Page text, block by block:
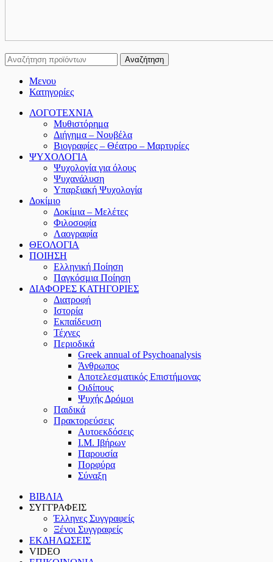
Αναζήτηση
Μενου
Κατηγορίες
ΛΟΓΟΤΕΧΝΙΑ
Μυθιστόρημα
Διήγημα – Νουβέλα
Βιογραφίες – Θέατρο – Μαρτυρίες
ΨΥΧΟΛΟΓΙΑ
Ψυχολογία για όλους
Ψυχανάλυση
Υπαρξιακή Ψυχολογία
Δοκίμιο
Δοκίμια – Μελέτες
Φιλοσοφία
Λαογραφία
ΘΕΟΛΟΓΙΑ
ΠΟΙΗΣΗ
Ελληνική Ποίηση
Παγκόσμια Ποίηση
ΔΙΑΦΟΡΕΣ ΚΑΤΗΓΟΡΙΕΣ
Διατροφή
Ιστορία
Εκπαίδευση
Τέχνες
Περιοδικά
Greek annual of Psychoanalysis
Άνθρωπος
Αποτελεσματικός Επιστήμονας
Οιδίπους
Ψυχής Δρόμοι
Παιδικά
Πρακτoρεύσεις
Αυτοεκδόσεις
Ι.Μ. Ιβήρων
Παρουσία
Πορφύρα
Σύναξη
ΒΙΒΛΙΑ
ΣΥΓΓΡΑΦΕΙΣ
Έλληνες Συγγραφείς
Ξένοι Συγγραφείς
ΕΚΔΗΛΩΣΕΙΣ
VIDEO